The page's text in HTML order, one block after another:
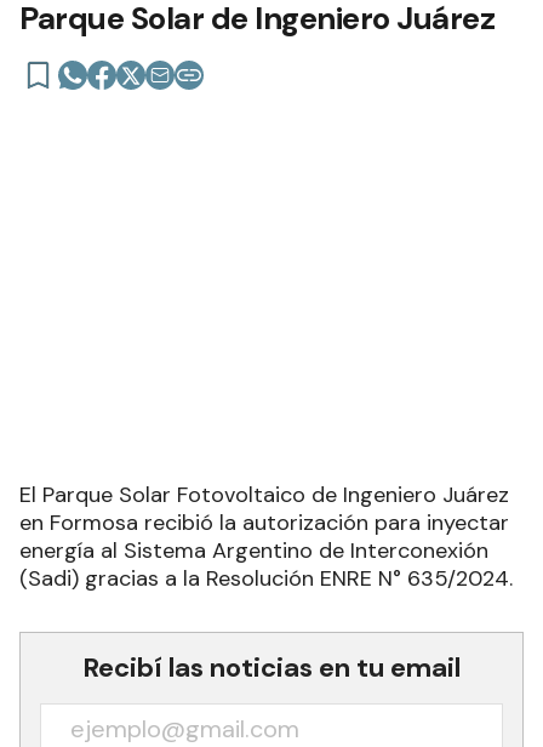
Parque Solar de Ingeniero Juárez
El Parque Solar Fotovoltaico de Ingeniero Juárez
en Formosa recibió la autorización para inyectar
energía al Sistema Argentino de Interconexión
(Sadi) gracias a la Resolución ENRE N° 635/2024.
Recibí las noticias en tu email